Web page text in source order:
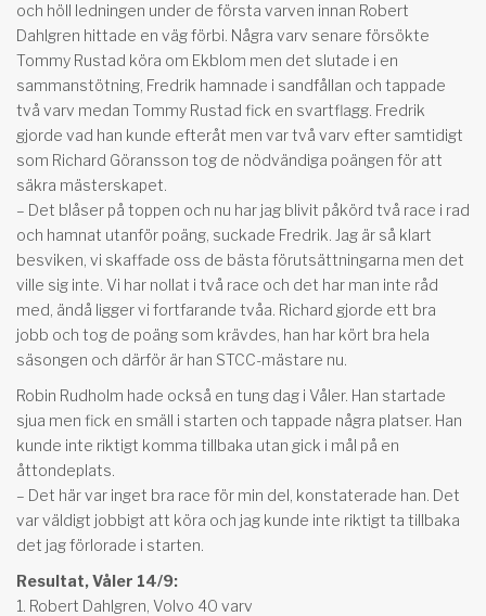
och höll ledningen under de första varven innan Robert
Dahlgren hittade en väg förbi. Några varv senare försökte
Tommy Rustad köra om Ekblom men det slutade i en
sammanstötning, Fredrik hamnade i sandfållan och tappade
två varv medan Tommy Rustad fick en svartflagg. Fredrik
gjorde vad han kunde efteråt men var två varv efter samtidigt
som Richard Göransson tog de nödvändiga poängen för att
säkra mästerskapet.
– Det blåser på toppen och nu har jag blivit påkörd två race i rad
och hamnat utanför poäng, suckade Fredrik. Jag är så klart
besviken, vi skaffade oss de bästa förutsättningarna men det
ville sig inte. Vi har nollat i två race och det har man inte råd
med, ändå ligger vi fortfarande tvåa. Richard gjorde ett bra
jobb och tog de poäng som krävdes, han har kört bra hela
säsongen och därför är han STCC-mästare nu.
Robin Rudholm hade också en tung dag i Våler. Han startade
sjua men fick en smäll i starten och tappade några platser. Han
kunde inte riktigt komma tillbaka utan gick i mål på en
åttondeplats.
– Det här var inget bra race för min del, konstaterade han. Det
var väldigt jobbigt att köra och jag kunde inte riktigt ta tillbaka
det jag förlorade i starten.
Resultat, Våler 14/9:
1. Robert Dahlgren, Volvo 40 varv